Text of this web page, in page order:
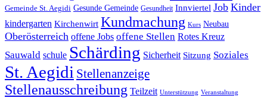
Gemeinde St. Aegidi Gesunde Gemeinde Gesundheit Innviertel Job Kinder
kindergarten Kirchenwirt Kundmachung Kurs Neubau
Oberösterreich offene Jobs offene Stellen Rotes Kreuz
Sauwald schule Schärding Sicherheit Sitzung Soziales
St. Aegidi Stellenanzeige
Stellenausschreibung Teilzeit Unterstützung Veranstaltung